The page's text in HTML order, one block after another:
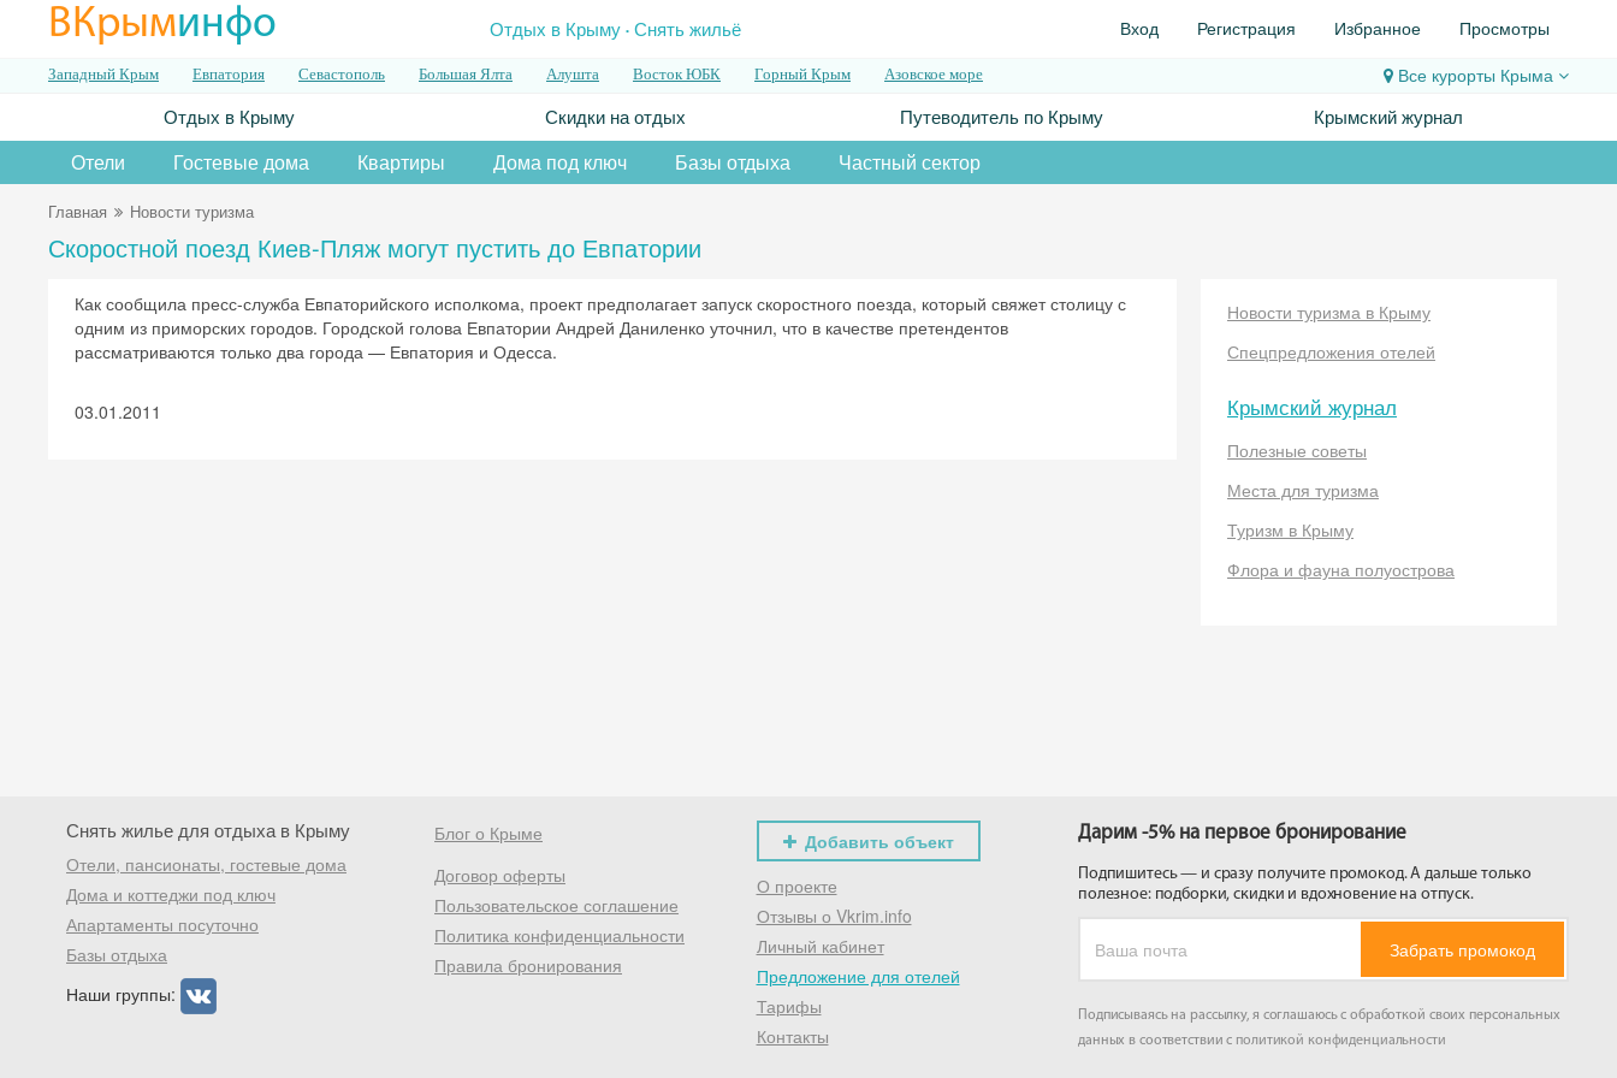
ВКрыминфо Отдых в Крыму.Снять жильё Вход Регистрация Избранное Просмотры
Западный Крым Евпатория Севастополь Большая Ялта Алушта Восток ЮБК Горный Крым Азовское море Все курорты Крыма
Отдых в Крыму Скидки на отдых Путеводитель по Крыму Крымский журнал
Отели Гостевые дома Квартиры Дома под ключ Базы отдыха Частный сектор
Главная Новости туризма
Скоростной поезд Киев-Пляж могут пустить до Евпатории
Как сообщила пресс-служба Евпаторийского исполкома, проект предполагает запуск скоростного поезда, который свяжет столицу с
одним из приморских городов. Городской голова Евпатории Андрей Даниленко уточнил, что в качестве претендентов
рассматриваются только два города — Евпатория и Одесса.
03.01.2011
Новости туризма в Крыму
Спецпредложения отелей
Крымский журнал
Полезные советы
Места для туризма
Туризм в Крыму
Флора и фауна полуострова
Снять жилье для отдыха в Крыму
Отели, пансионаты, гостевые дома
Дома и коттеджи под ключ
Апартаменты посуточно
Базы отдыха
Наши группы:
Блог о Крыме
Договор оферты
Пользовательское соглашение
Политика конфиденциальности
Правила бронирования
Добавить объект
О проекте
Отзывы о Vkrim.info
Личный кабинет
Предложение для отелей
Тарифы
Контакты
Дарим -5% на первое бронирование
Подпишитесь — и сразу получите промокод. А дальше только
полезное: подборки, скидки и вдохновение на отпуск.
Забрать промокод
Подписываясь на рассылку, я соглашаюсь с обработкой своих персональных
данных в соответствии с политикой конфиденциальности